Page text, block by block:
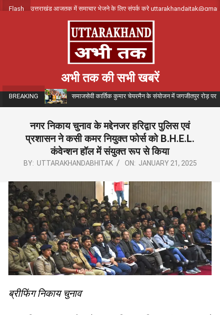
SkipFlash उत्तराखंड आजतक में समाचार भेजने के लिए संपर्क करे
अभी तक की सभी खबरें
BREAKING समाजसेवी कार्तिक कुमार चेयरमैन के संयोजन में जगजीतपुर रोड़
नगर निकाय चुनाव के मद्देनजर हरिद्वार पुलिस एवं
प्रशासन ने कसी कमर नियुक्त फोर्स को B.H.E.L.
कंवेन्शन हॉल में संयुक्त रूप से किया
BY: UTTARAKHANDABHITAK ON: JANUARY 21, 2025
ब्रीफिंग निकाय चुनाव